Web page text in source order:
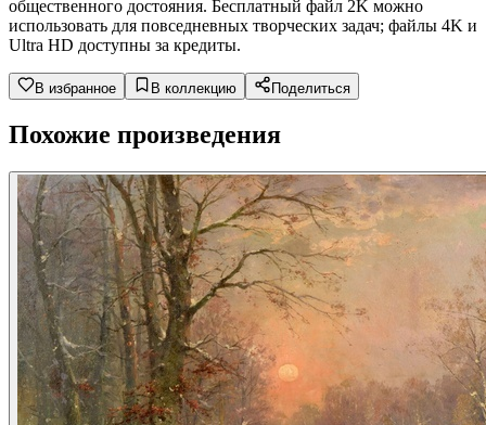
общественного достояния. Бесплатный файл 2K можно
использовать для повседневных творческих задач; файлы 4K и
Ultra HD доступны за кредиты.
В избранное В коллекцию Поделиться
Похожие произведения